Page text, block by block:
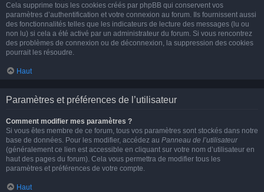
Cela supprime tous les cookies créés par phpBB qui conservent vos
paramètres d’authentification et votre connexion au forum. Ils fournissent aussi
des fonctionnalités telles que les indicateurs de lecture des messages (lu ou
non lu) si cela a été activé par un administrateur du forum. Si vous rencontrez
des problèmes de connexion ou de déconnexion, la suppression des cookies
pourrait les résoudre.
Haut
Paramètres et préférences de l’utilisateur
Comment modifier mes paramètres ?
Si vous êtes membre de ce forum, tous vos paramètres sont stockés dans notre
base de données. Pour les modifier, accédez au Panneau de l’utilisateur
(généralement ce lien est accessible en cliquant sur votre nom d’utilisateur en
haut des pages du forum). Cela vous permettra de modifier tous les
paramètres et préférences de votre compte.
Haut